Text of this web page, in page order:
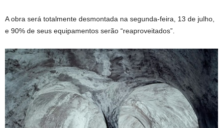
A obra será totalmente desmontada na segunda-feira, 13 de julho,
e 90% de seus equipamentos serão “reaproveitados”.